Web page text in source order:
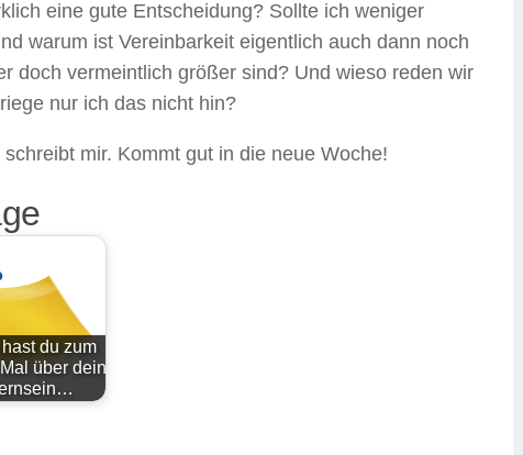
eine gute Entscheidung? Sollte ich weniger
warum ist Vereinbarkeit eigentlich auch dann noch
doch vermeintlich größer sind? Und wieso reden wir
nur ich das nicht hin?
mir. Kommt gut in die neue Woche!
du zum
über dein